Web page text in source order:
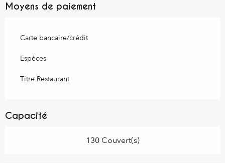
Moyens de paiement
Carte bancaire/crédit
Espèces
Titre Restaurant
Capacité
130 Couvert(s)